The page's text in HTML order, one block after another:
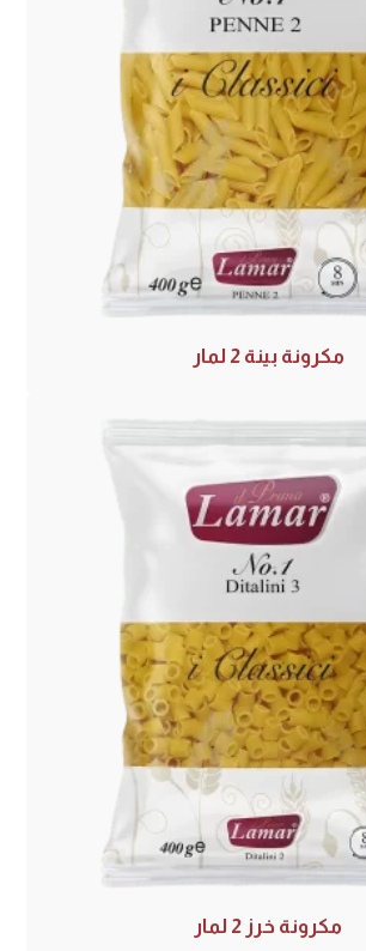
مكرونة بينة 2 لمار
مكرونة خرز 2 لمار